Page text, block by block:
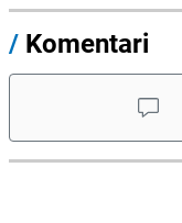
/ Komentari